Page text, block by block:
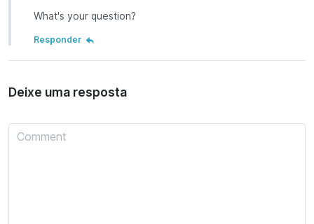
What's your question?
Responder
Deixe uma resposta